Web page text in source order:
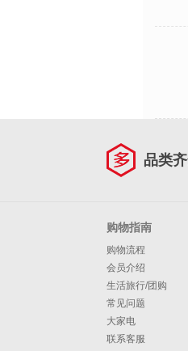
品类
购物指南
购物流程
会员介绍
生活旅行/团购
常见问题
大家电
联系客服